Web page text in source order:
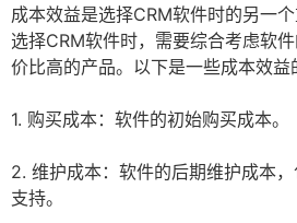
成本效益是选择CRM软件时的另一
选择CRM软件时，需要综合考虑软
价比高的产品。以下是一些成本效益
1. 购买成本：软件的初始购买成本。
2. 维护成本：软件的后期维护成本
支持。